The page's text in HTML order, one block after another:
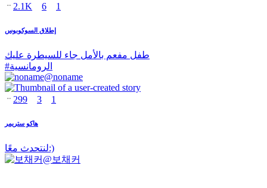
2.1K 6 1
إطلاق السوكوبوس
طفل مفعم بالأمل جاء للسيطرة عليك
#الرومانسية
@noname
299 3 1
هاكو ستريمر
لنتحدث معًا:)
@ 보채커